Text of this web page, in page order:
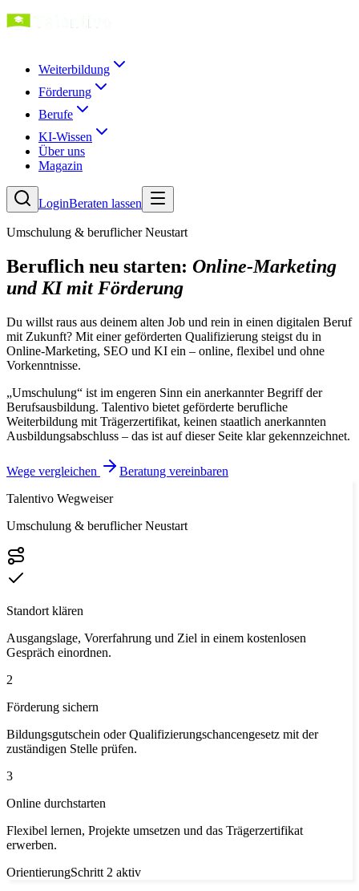
Weiterbildung
Förderung
Berufe
KI-Wissen
Über uns
Magazin
LoginBeraten lassen
Umschulung & beruflicher Neustart
Beruflich neu starten: Online-Marketing
und KI mit Förderung
Du willst raus aus deinem alten Job und rein in einen digitalen Beruf
mit Zukunft? Mit einer geförderten Qualifizierung steigst du in
Online-Marketing, SEO und KI ein – online, flexibel und ohne
Vorkenntnisse.
„Umschulung“ ist im engeren Sinn ein anerkannter Begriff der
Berufsausbildung. Talentivo bietet geförderte berufliche
Weiterbildung mit Trägerzertifikat, keinen staatlich anerkannten
Ausbildungsabschluss – das ist auf dieser Seite klar gekennzeichnet.
Wege vergleichen
Beratung vereinbaren
Talentivo Wegweiser
Umschulung & beruflicher Neustart
Standort klären
Ausgangslage, Vorerfahrung und Ziel in einem kostenlosen
Gespräch einordnen.
2
Förderung sichern
Bildungsgutschein oder Qualifizierungschancengesetz mit der
zuständigen Stelle prüfen.
3
Online durchstarten
Flexibel lernen, Projekte umsetzen und das Trägerzertifikat
erwerben.
OrientierungSchritt 2 aktiv